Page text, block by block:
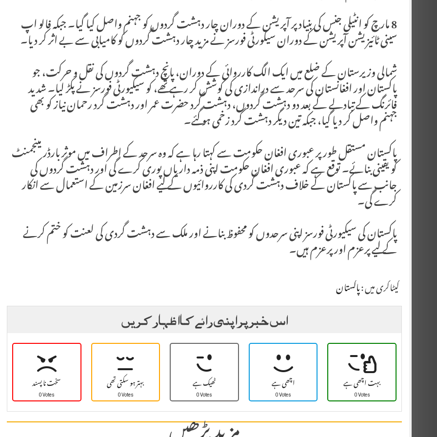
8 مارچ کو انٹیلی جنس کی بنیاد پر آپریشن کے دوران چار دہشت گردوں کو جہنم واصل کیا گیا۔ جبکہ فالو اپ
سینی ٹائیزیشن آپریشن کے دوران سیکورٹی فورسز نے مزید چار دہشت گردوں کو کامیابی سے بے اثر کر دیا۔
شمالی وزیرستان کے ضلع میں ایک الگ کارروائی کے دوران، پانچ دہشت گردوں کی نقل و حرکت، جو
پاکستان اور افغانستان کی سرحد سے دراندازی کی کوشش کر رہے تھے، کو سیکیورٹی فورسز نے پکڑ لیا۔ شدید
فائرنگ کے تبادلے کے بعد دو دہشت گردوں، دہشت گرد حضرت عمر اور دہشت گرد رحمان نیاز کو بھی
جہنم واصل کر دیا گیا، جبکہ تین دیگر دہشت گرد زخمی ہو گئے۔
پاکستان مستقل طور پر عبوری افغان حکومت سے کہتا رہا ہے کہ وہ سرحد کے اطراف میں موثر بارڈر مینجمنٹ
کو یقینی بنائے۔ توقع ہے کہ عبوری افغان حکومت اپنی ذمہ داریاں پوری کرے گی اور دہشت گردوں کی
جانب سے پاکستان کے خلاف دہشت گردی کی کارروائیوں کے لیے افغان سرزمین کے استعمال سے انکار
کرے گی۔
پاکستان کی سیکیورٹی فورسز اپنی سرحدوں کو محفوظ بنانے اور ملک سے دہشت گردی کی لعنت کو ختم کرنے
کے لیے پرعزم اور پرعزم ہیں۔
کیٹاگری میں :پاکستان
اس خبر پر اپنی رائے کا اظہار کریں
سخت نا پسند
0 Votes بہتر ہو سکتی تھی
0 Votes ٹھیک ہے
0 Votes اچھی ہے
0 Votes بہت اچھی ہے
0 Votes